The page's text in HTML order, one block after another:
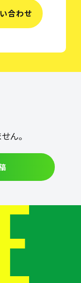
合わせ
ん。